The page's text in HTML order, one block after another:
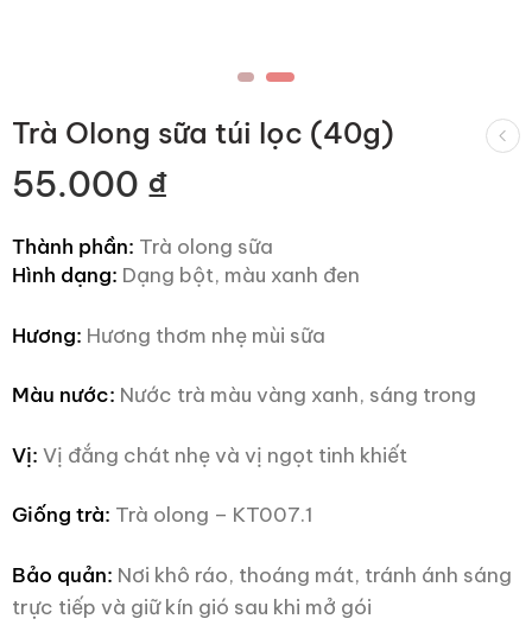
Trà Olong sữa túi lọc (40g)
55.000 ₫
Thành phần: Trà olong sữa
Hình dạng: Dạng bột, màu xanh đen
Hương: Hương thơm nhẹ mùi sữa
Màu nước: Nước trà màu vàng xanh, sáng trong
Vị: Vị đắng chát nhẹ và vị ngọt tinh khiết
Giống trà: Trà olong – KT007.1
Bảo quản: Nơi khô ráo, thoáng mát, tránh ánh sáng
trực tiếp và giữ kín gió sau khi mở gói